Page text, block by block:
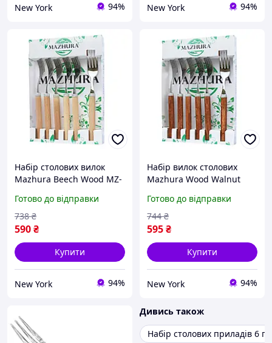
New York 94% New York 94%
Набір столових вилок
Mazhura Beech Wood MZ-
Готово до відправки
590₴
738 ₴
Купити
New York 94%
Набір вилок столових
Mazhura Wood Walnut
Готово до відправки
595₴
744 ₴
Купити
New York 94%
Дивись також
Набір столових приладів 6